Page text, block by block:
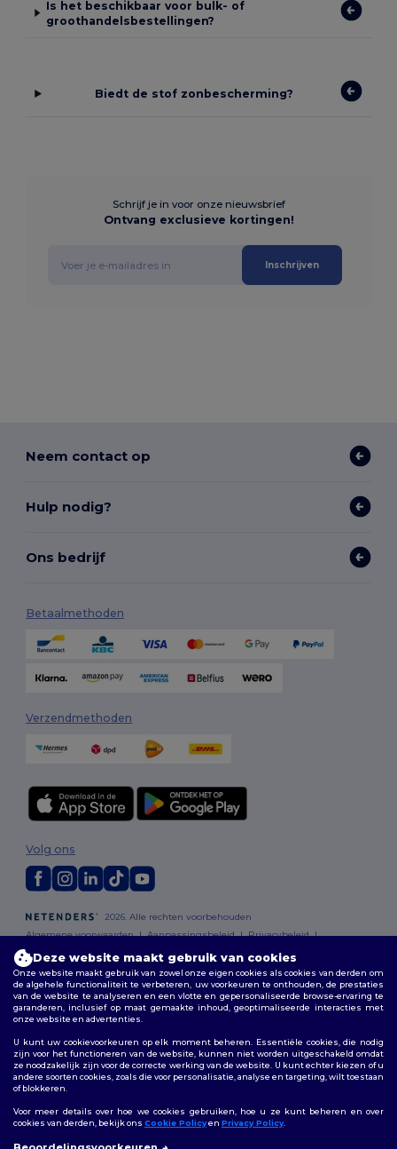
Is het beschikbaar voor bulk- of
groothandelsbestellingen?
Biedt de stof zonbescherming?
Schrijf je in voor onze nieuwsbrief
Ontvang exclusieve kortingen!
Inschrijven
Neem contact op
Hulp nodig?
Ons bedrijf
Betaalmethoden
Verzendmethoden
2026. Alle rechten voorbehouden
Algemene voorwaarden|Aanpassingsbeleid|Privacybeleid|
Volg ons
Bruxelles| Anvers | Mortsel |Malines|Lierre |Turnhout| Geel|
Herentals |Hoogstraten | Bruges
Deze website maakt gebruik van cookies
Onze website maakt gebruik van zowel onze eigen cookies als cookies van derden om
de algehele functionaliteit te verbeteren, uw voorkeuren te onthouden, de prestaties
van de website te analyseren en een vlotte en gepersonaliseerde browse-ervaring te
garanderen, inclusief op maat gemaakte inhoud, geoptimaliseerde interacties met
onze website en advertenties.
U kunt uw cookievoorkeuren op elk moment beheren. Essentiële cookies, die nodig
zijn voor het functioneren van de website, kunnen niet worden uitgeschakeld omdat
ze noodzakelijk zijn voor de correcte werking van de website. U kunt echter kiezen of u
andere soorten cookies, zoals die voor personalisatie, analyse en targeting, wilt toestaan
of blokkeren.
Voor meer details over hoe we cookies gebruiken, hoe u ze kunt beheren en over
cookies van derden, bekijk ons Cookie Policyen Privacy Policy.